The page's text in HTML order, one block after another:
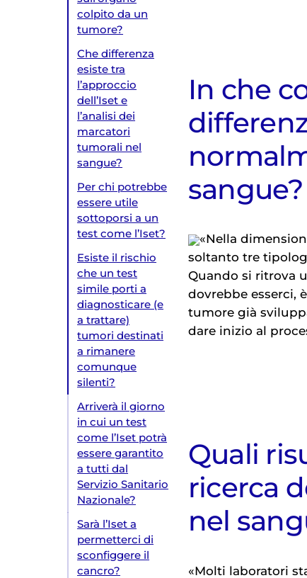
colpito da un
tumore?
Che differenza
esiste tra
l’approccio
dell’Iset e
l’analisi dei
marcatori
tumorali nel
sangue?
Per chi potrebbe
essere utile
sottoporsi a un
test come l’Iset?
Esiste il rischio
che un test
simile porti a
diagnosticare (e
a trattare)
tumori destinati
a rimanere
comunque
silenti?
Arriverà il giorno
in cui un test
come l’Iset potrà
essere garantito
a tutti dal
Servizio Sanitario
Nazionale?
Sarà l’Iset a
permetterci di
sconfiggere il
cancro?
In che
sangue?
«Nella
soltanto tre
Quando si ritrova
dovrebbe esserci,
tumore già
dare inizio al
Quali
ricerca
nel
«Molti laboratori